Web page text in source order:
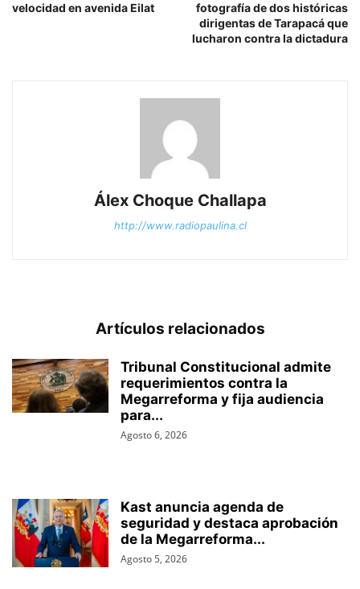
velocidad en avenida Eilat
fotografía de dos históricas
dirigentas de Tarapacá que
lucharon contra la dictadura
Álex Choque Challapa
http://www.radiopaulina.cl
Artículos relacionados
Tribunal Constitucional admite
requerimientos contra la
Megarreforma y fija audiencia
para...
Agosto 6, 2026
Kast anuncia agenda de
seguridad y destaca aprobación
de la Megarreforma...
Agosto 5, 2026